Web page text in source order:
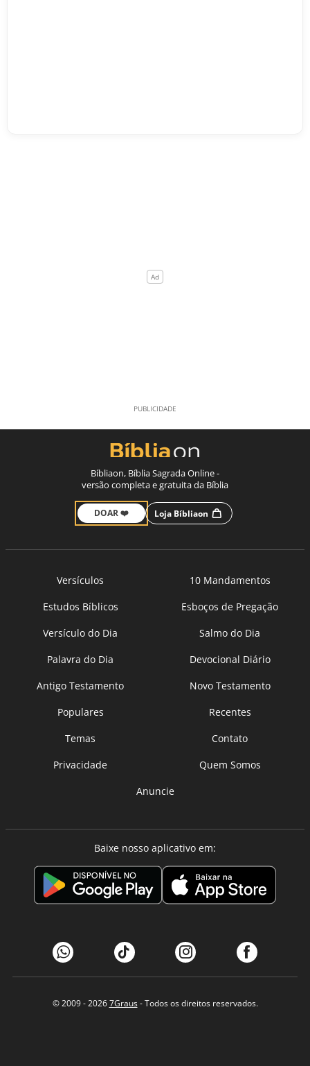
Bíbliaon, Bíblia Sagrada Online -
versão completa e gratuita da Bíblia
DOAR ❤️ Loja Bíbliaon
Versículos
10 Mandamentos
Estudos Bíblicos
Esboços de Pregação
Versículo do Dia
Salmo do Dia
Palavra do Dia
Devocional Diário
Antigo Testamento
Novo Testamento
Populares
Recentes
Temas
Contato
Privacidade
Quem Somos
Anuncie
Baixe nosso aplicativo em:
© 2009 - 20267Graus- Todos os direitos reservados.